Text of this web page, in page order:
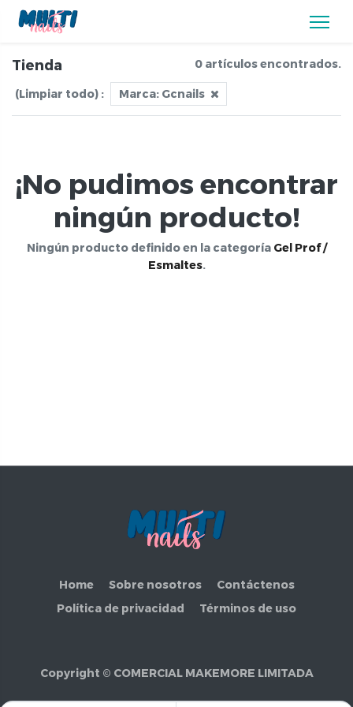
Tienda 0 artículos encontrados.
(Limpiar todo) : Marca: Gcnails
¡No pudimos encontrar
ningún producto!
Ningún producto definido en la categoría Gel Prof /
Esmaltes.
Home Sobre nosotros
Contáctenos
Política de privacidad
Términos de uso
Copyright © COMERCIAL MAKEMORE LIMITADA